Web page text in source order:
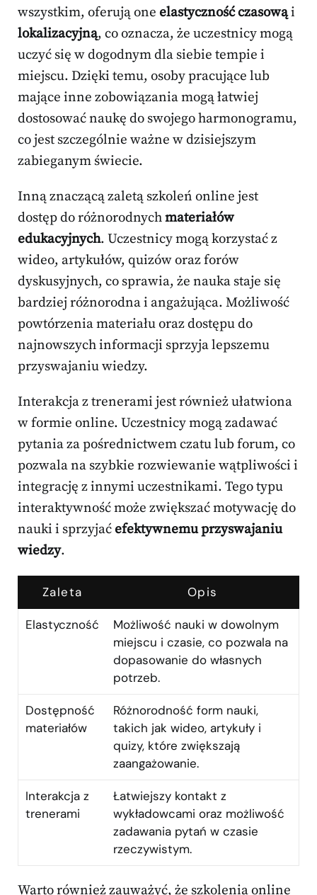
wszystkim, oferują one elastyczność czasowąi
lokalizacyjną, co oznacza, że uczestnicy mogą
uczyć się w dogodnym dla siebie tempie i
miejscu. Dzięki temu, osoby pracujące lub
mające inne zobowiązania mogą łatwiej
dostosować naukę do swojego harmonogramu,
co jest szczególnie ważne w dzisiejszym
zabieganym świecie.
Inną znaczącą zaletą szkoleń online jest
dostęp do różnorodnychmateriałów
edukacyjnych. Uczestnicy mogą korzystać z
wideo, artykułów, quizów oraz forów
dyskusyjnych, co sprawia, że nauka staje się
bardziej różnorodna i angażująca. Możliwość
powtórzenia materiału oraz dostępu do
najnowszych informacji sprzyja lepszemu
przyswajaniu wiedzy.
Interakcja z trenerami jest również ułatwiona
w formie online. Uczestnicy mogą zadawać
pytania za pośrednictwem czatu lub forum, co
pozwala na szybkie rozwiewanie wątpliwości i
integrację z innymi uczestnikami. Tego typu
interaktywność może zwiększać motywację do
nauki i sprzyjaćefektywnemu przyswajaniu
wiedzy.
Zaleta Opis
Elastyczność
Możliwość nauki w dowolnym
miejscu i czasie, co pozwala na
dopasowanie do własnych
potrzeb.
Dostępność
materiałów
Różnorodność form nauki,
takich jak wideo, artykuły i
quizy, które zwiększają
zaangażowanie.
Interakcja z
trenerami
Łatwiejszy kontakt z
wykładowcami oraz możliwość
zadawania pytań w czasie
rzeczywistym.
Warto również zauważyć, że szkolenia online